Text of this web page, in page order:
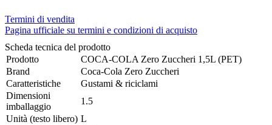
Termini di vendita
Pagina ufficiale su termini e condizioni di acquisto
Scheda tecnica del prodotto
Prodotto
COCA-COLA Zero Zuccheri 1,5L (PET)
Brand
Coca-Cola Zero Zuccheri
Caratteristiche
Gustami & riciclami
Dimensioni
imballaggio
1.5
Unità (testo libero) L